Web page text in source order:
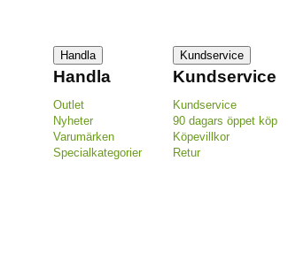
Handla
Handla
Outlet
Nyheter
Varumärken
Specialkategorier
Kundservice
Kundservice
Kundservice
90 dagars öppet köp
Köpevillkor
Retur